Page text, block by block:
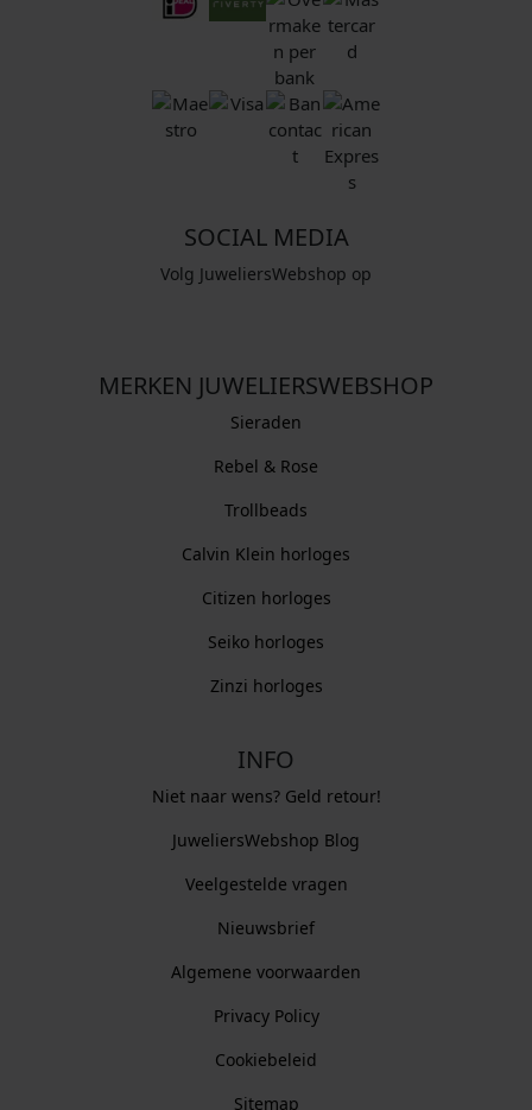
SOCIAL MEDIA
Volg JuweliersWebshop op
MERKEN JUWELIERSWEBSHOP
Sieraden
Rebel & Rose
Trollbeads
Calvin Klein horloges
Citizen horloges
Seiko horloges
Zinzi horloges
INFO
Niet naar wens? Geld retour!
JuweliersWebshop Blog
Veelgestelde vragen
Nieuwsbrief
Algemene voorwaarden
Privacy Policy
Cookiebeleid
Sitemap